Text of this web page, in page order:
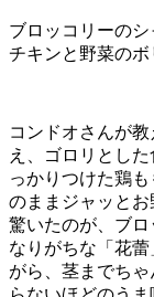
ブロッコリーの
チキンと野菜の
コンドオさんが
え、ゴロリとし
っかりつけた鶏
のままジャッとお
驚いたのが、ブ
なりがちな「花
がら、茎までち